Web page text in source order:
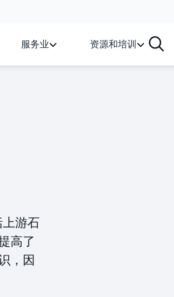
服务业 资源和培训
游石
高了
，因